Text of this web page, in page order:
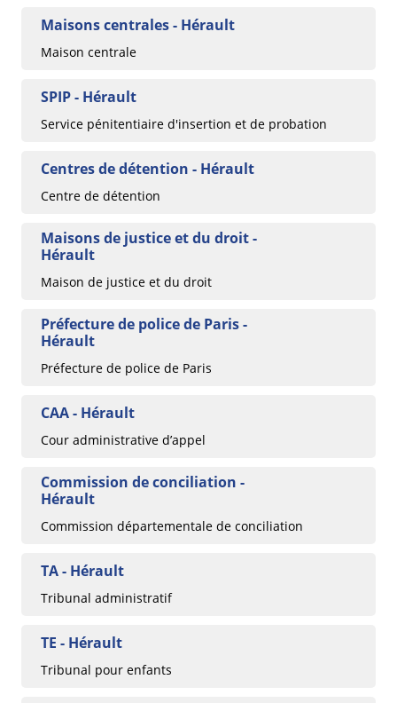
Maisons centrales - Hérault
Maison centrale
SPIP - Hérault
Service pénitentiaire d'insertion et de probation
Centres de détention - Hérault
Centre de détention
Maisons de justice et du droit -
Hérault
Maison de justice et du droit
Préfecture de police de Paris -
Hérault
Préfecture de police de Paris
CAA - Hérault
Cour administrative d’appel
Commission de conciliation -
Hérault
Commission départementale de conciliation
TA - Hérault
Tribunal administratif
TE - Hérault
Tribunal pour enfants